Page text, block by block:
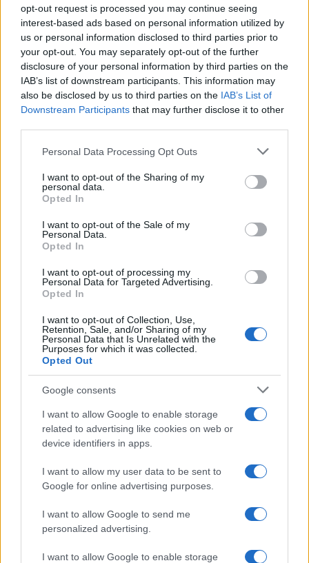
opt-out request is processed you may continue seeing
interest-based ads based on personal information utilized by
us or personal information disclosed to third parties prior to
your opt-out. You may separately opt-out of the further
disclosure of your personal information by third parties on the
IAB’s list of downstream participants. This information may
also be disclosed by us to third parties on the IAB’s List of
Downstream Participants that may further disclose it to other
Please note that this website/app uses one or more Google
not limited to your visit or usage behaviour. You may click to
grant or deny consent to Google and its third-party tags to
use your data for below specified purposes in below Google
consent section.
Personal Data Processing Opt Outs
I want to opt-out of the Sharing of my
personal data.
Opted In
I want to opt-out of the Sale of my
Personal Data.
Opted In
I want to opt-out of processing my
Personal Data for Targeted Advertising.
Opted In
I want to opt-out of Collection, Use,
Retention, Sale, and/or Sharing of my
Personal Data that Is Unrelated with the
Purposes for which it was collected.
Opted Out
Google consents
I want to allow Google to enable storage
related to advertising like cookies on web or
device identifiers in apps.
I want to allow my user data to be sent to
Google for online advertising purposes.
I want to allow Google to send me
personalized advertising.
I want to allow Google to enable storage
Continua a leggere
Capire i cicli di Bitcoin tra liquidità, halving e afflussi
regolamentati